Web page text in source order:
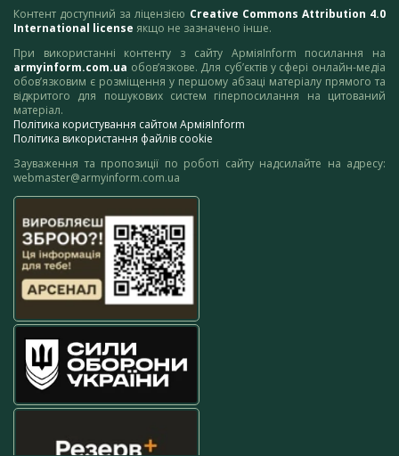
Контент доступний за ліцензією Creative Commons Attribution 4.0
International license якщо не зазначено інше.
При використанні контенту з сайту АрміяInform посилання на
armyinform.com.ua обов’язкове. Для суб’єктів у сфері онлайн-медіа
обов’язковим є розміщення у першому абзаці матеріалу прямого та
відкритого для пошукових систем гіперпосилання на цитований
матеріал.
Політика користування сайтом АрміяInform
Політика використання файлів cookie
Зауваження та пропозиції по роботі сайту надсилайте на адресу:
webmaster@armyinform.com.ua